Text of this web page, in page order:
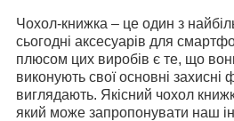
Чохол-книжка – це один з
сьогодні аксесуарів для
плюсом цих виробів є те, що
виконують свої основні захисні
виглядають. Якісний чохол
який може запропонувати наш